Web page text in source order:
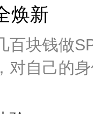
己的身体好一
新城SPA养
里，钱江新城